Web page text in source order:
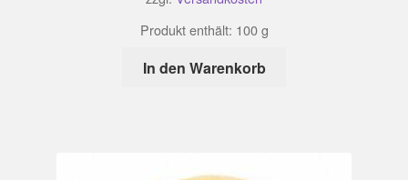
Produkt enthält: 100g
In den Warenkorb